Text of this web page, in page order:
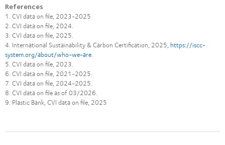
References
1. CVI data on file, 2023-2025
2. CVI data on file, 2024.
3. CVI data on file, 2025.
4. International Sustainability & Carbon Certification, 2025, https://iscc-
system.org/about/who-we-are.
5. CVI data on file, 2023.
6. CVI data on file, 2021-2025.
7. CVI data on file, 2024-2025.
8. CVI data on file as of 03/2026.
9. Plastic Bank, CVI data on file, 2025